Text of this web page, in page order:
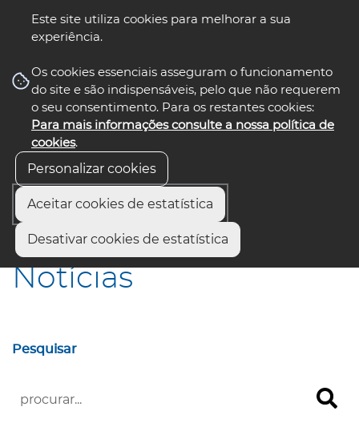
Este site utiliza cookies para melhorar a sua
experiência.
Os cookies essenciais asseguram o funcionamento
do site e são indispensáveis, pelo que não requerem
o seu consentimento. Para os restantes cookies:
Para mais informações consulte a nossa política de
cookies.
Personalizar cookies
Aceitar cookies de estatística
Desativar cookies de estatística
nos select language
Início
Notícias
Pesquisar